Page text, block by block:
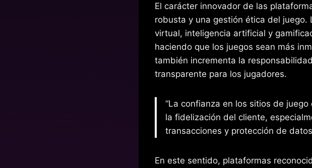
El carácter innovador de las
robusta y una gestión ética del
virtual, inteligencia artificial y
haciendo que los juegos sean más
también incrementa la
transparente para los jugadores.
“La confianza en los sitios de
la fidelización del cliente,
transacciones y protección de
En este sentido, plataformas